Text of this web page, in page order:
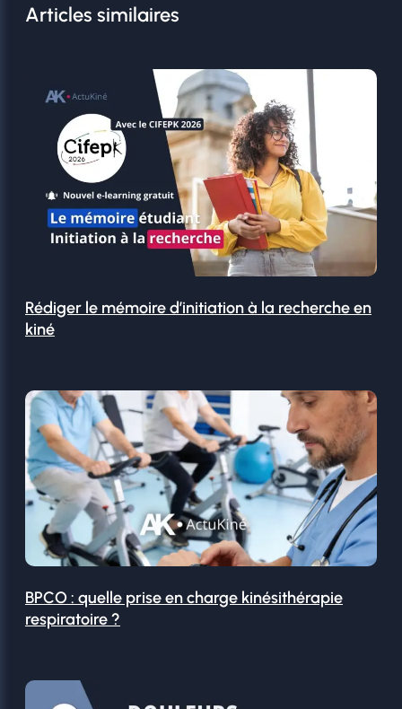
Articles similaires
Rédiger le mémoire d’initiation à la recherche en
kiné
BPCO : quelle prise en charge kinésithérapie
respiratoire ?